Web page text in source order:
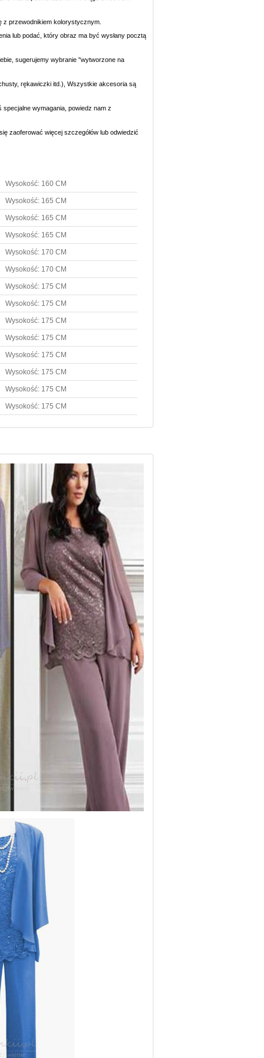
przewodnikiem kolorystycznym.
lub podać, który obraz ma być wysłany pocztą
sugerujemy wybranie "wytworzone na
rękawiczki itd.), Wszystkie akcesoria są
wymagania, powiedz nam z
zaoferować więcej szczegółów lub odwiedzić
Wysokość: 160 CM
Wysokość: 165 CM
Wysokość: 165 CM
Wysokość: 165 CM
Wysokość: 170 CM
Wysokość: 170 CM
Wysokość: 175 CM
Wysokość: 175 CM
Wysokość: 175 CM
Wysokość: 175 CM
Wysokość: 175 CM
Wysokość: 175 CM
Wysokość: 175 CM
Wysokość: 175 CM